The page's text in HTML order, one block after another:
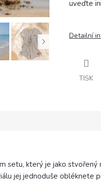
uveďte
Detailní
TISK
setu, který je jako stvořený
jej jednoduše